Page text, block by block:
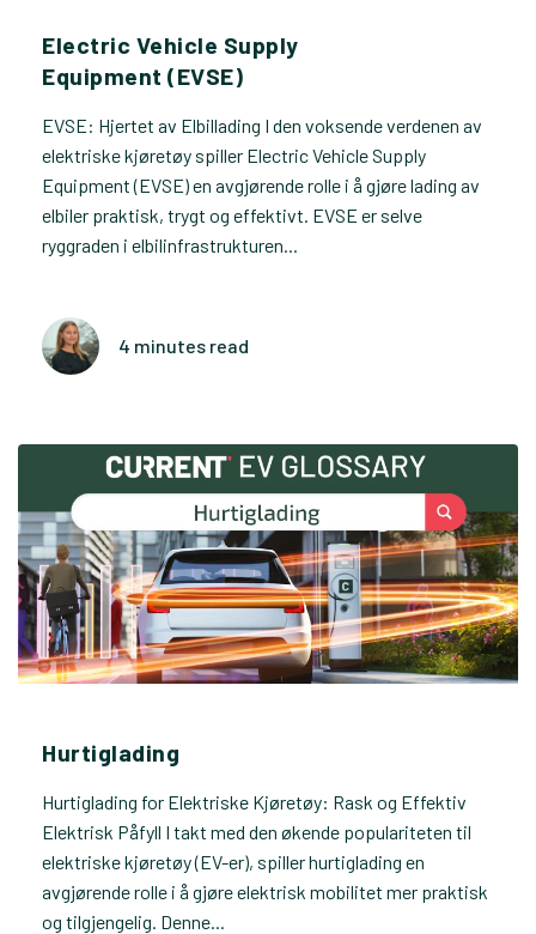
Electric Vehicle Supply
Equipment (EVSE)
EVSE: Hjertet av Elbillading I den voksende verdenen av
elektriske kjøretøy spiller Electric Vehicle Supply
Equipment (EVSE) en avgjørende rolle i å gjøre lading av
elbiler praktisk, trygt og effektivt. EVSE er selve
ryggraden i elbilinfrastrukturen...
4 minutes read
Hurtiglading
Hurtiglading for Elektriske Kjøretøy: Rask og Effektiv
Elektrisk Påfyll I takt med den økende populariteten til
elektriske kjøretøy (EV-er), spiller hurtiglading en
avgjørende rolle i å gjøre elektrisk mobilitet mer praktisk
og tilgjengelig. Denne...